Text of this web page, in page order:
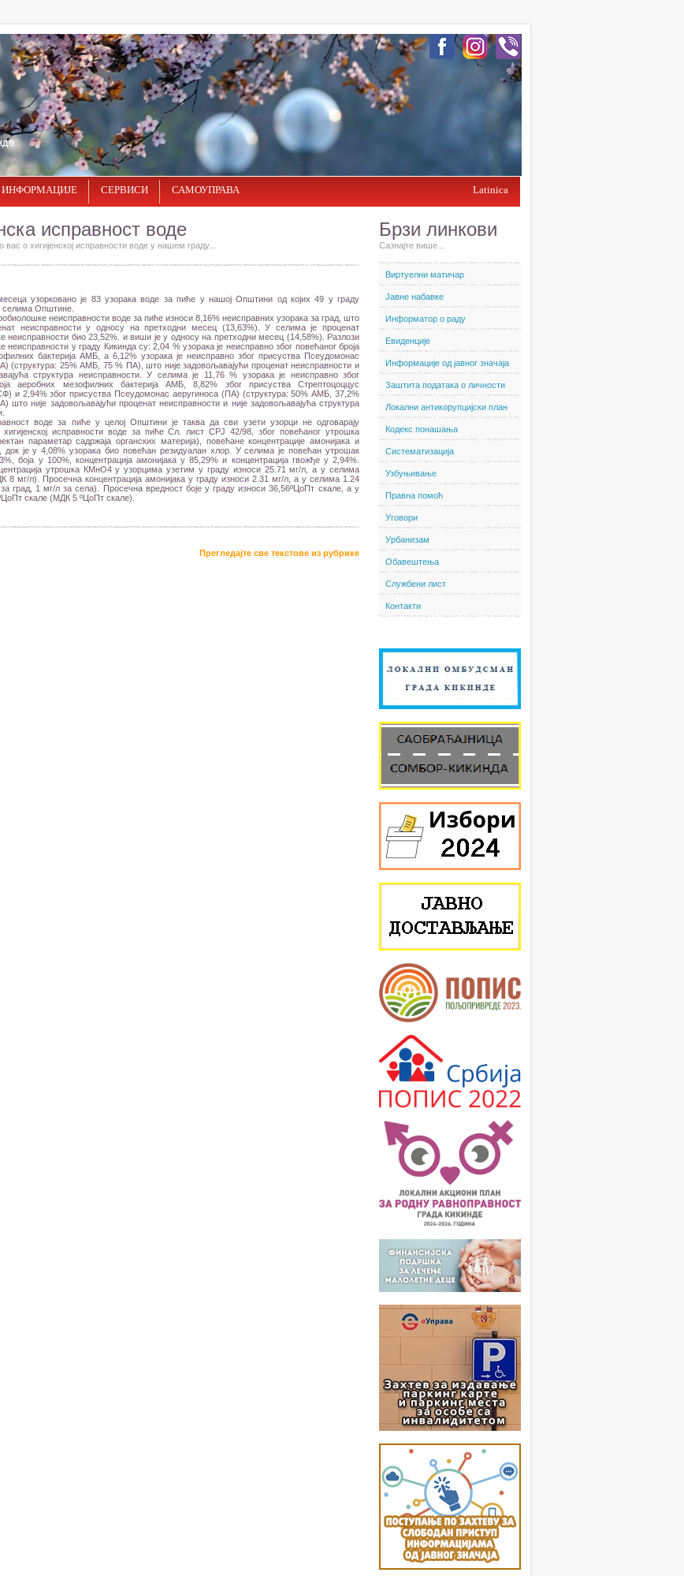
ИНФОРМАЦИЈЕ СЕРВИСИ САМОУПРАВА Latinica
исправност воде
о хигијенској исправности воде у нашем граду...
узорковано је 83 узорака воде за пиће у нашој Општини од којих 49 у граду
селима Општине.
неисправности воде за пиће износи 8,16% неисправних узорака за град, што
неисправности у односу на претходни месец (13,63%). У селима је проценат
неисправности био 23,52%. и виши је у односу на претходни месец (14,58%). Разлози
неисправности у граду Кикинда су: 2,04 % узорака је неисправно због повећаног броја
бактерија АМБ, а 6,12% узорака је неисправно због присуства Псеудомонас
(структура: 25% АМБ, 75 % ПА), што није задовољавајући проценат неисправности и
структура неисправности. У селима је 11,76 % узорака је неисправно због
аеробних мезофилних бактерија АМБ, 8,82% због присуства Стрептоцоццус
и 2,94% због присуства Псеудомонас аеругиноса (ПА) (структура: 50% АМБ, 37,2%
што није задовољавајући проценат неисправности и није задовољавајућа структура
воде за пиће у целој Општини је таква да сви узети узорци не одговарају
исправности воде за пиће Сл. лист СРЈ 42/98, због повећаног утрошка
параметар садржаја органских материја), повећане концентрације амонијака и
док је у 4,08% узорака био повећан резидуалан хлор. У селима је повећан утрошак
боја у 100%, концентрација амонијака у 85,29% и концентрација гвожђе у 2,94%.
утрошка КМнО4 у узорцима узетим у граду износи 25.71 мг/л, а у селима
8 мг/л). Просечна концентрација амонијака у граду износи 2.31 мг/л, а у селима 1.24
град, 1 мг/л за села). Просечна вредност боје у граду износи 36,56ºЦоПт скале, а у
скале (МДК 5 ºЦоПт скале).
Прегледајте све текстове из рубрике
Брзи линкови
Сазнајте више...
Виртуелни матичар
Јавне набавке
Информатор о раду
Евиденције
Информације од јавног значаја
Заштита података о личности
Локални антикорупцијски план
Кодекс понашања
Систематизација
Узбуњивање
Правна помоћ
Уговори
Урбанизам
Обавештења
Службени лист
Контакти